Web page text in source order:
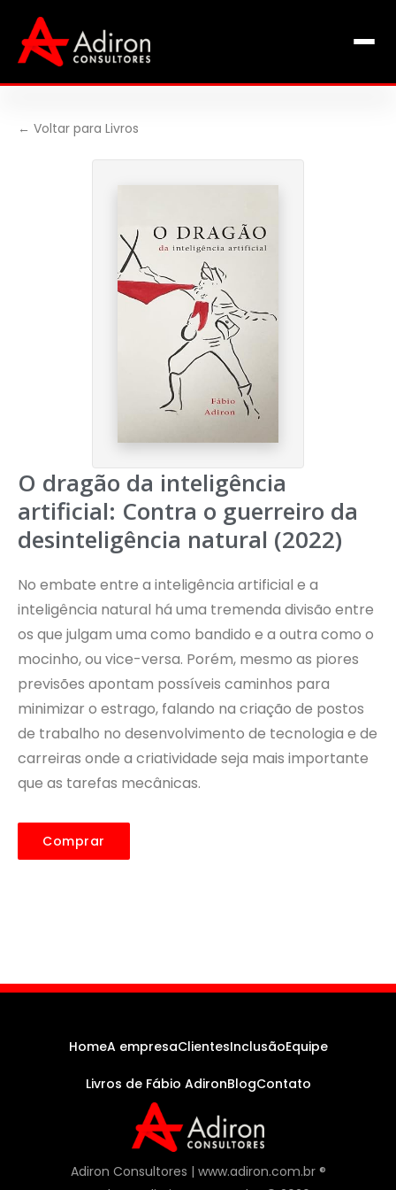
Contato
← Voltar para Livros
O dragão da inteligência
artificial: Contra o guerreiro da
desinteligência natural (2022)
No embate entre a inteligência artificial e a
inteligência natural há uma tremenda divisão entre
os que julgam uma como bandido e a outra como o
mocinho, ou vice-versa. Porém, mesmo as piores
previsões apontam possíveis caminhos para
minimizar o estrago, falando na criação de postos
de trabalho no desenvolvimento de tecnologia e de
carreiras onde a criatividade seja mais importante
que as tarefas mecânicas.
Comprar
HomeA empresaClientesInclusãoEquipe
Livros de Fábio AdironBlogContato
Adiron Consultores | www.adiron.com.br ®